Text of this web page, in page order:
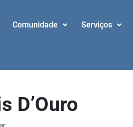
Comunidade Serviços
D’Ouro